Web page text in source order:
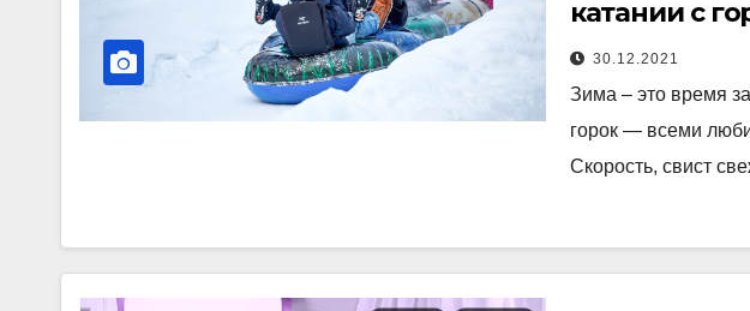
катании с
30.12.2021
Зима – это время
горок — всеми
Скорость, свист